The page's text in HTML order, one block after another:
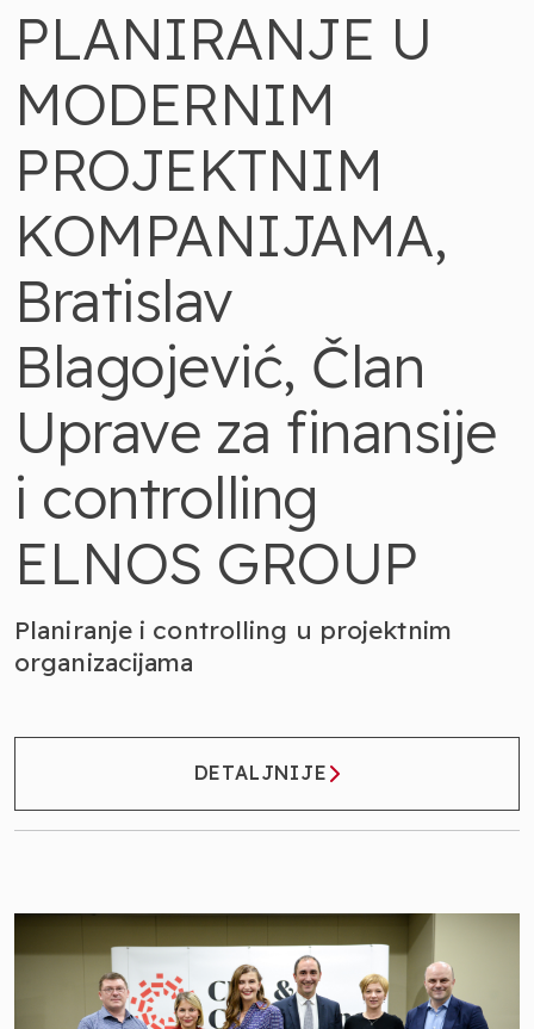
PLANIRANJE U
MODERNIM
PROJEKTNIM
KOMPANIJAMA,
Bratislav
Blagojević, Član
Uprave za finansije
i controlling
ELNOS GROUP
Planiranje i controlling u projektnim
organizacijama
DETALJNIJE